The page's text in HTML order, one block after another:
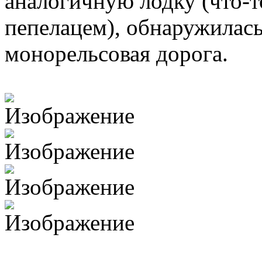
пепелацем),
монорельсовая дорога.